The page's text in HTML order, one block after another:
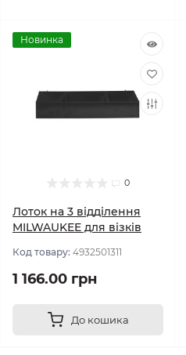
Новинка
0
Лоток на 3 відділення
MILWAUKEE для візків
Код товару: 4932501311
1 166.00 грн
До кошика